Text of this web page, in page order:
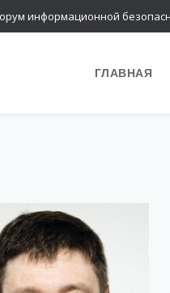
информационной
ГЛАВНАЯ